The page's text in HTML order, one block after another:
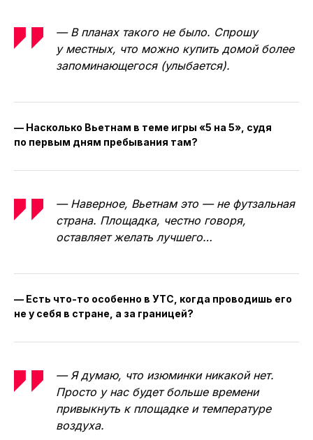
— В планах такого не было. Спрошу
у местных, что можно купить домой более
запоминающегося (улыбается).
— Насколько Вьетнам в теме игры «5 на 5», судя
по первым дням пребывания там?
— Наверное, Вьетнам это — не футзальная
страна. Площадка, честно говоря,
оставляет желать лучшего…
— Есть что-то особенно в УТС, когда проводишь его
не у себя в стране, а за границей?
— Я думаю, что изюминки никакой нет.
Просто у нас будет больше времени
привыкнуть к площадке и температуре
воздуха.